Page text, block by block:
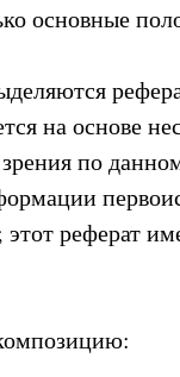
основные
на основе
по
реферат